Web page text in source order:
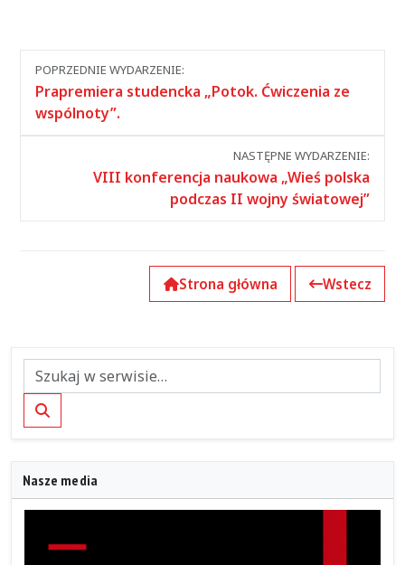
Nawigacja
między
wydarzeniami
POPRZEDNIE WYDARZENIE:
Prapremiera studencka „Potok. Ćwiczenia ze
wspólnoty”.
NASTĘPNE WYDARZENIE:
VIII konferencja naukowa „Wieś polska
podczas II wojny światowej”
Strona główna Wstecz
Szukaj
Nasze media